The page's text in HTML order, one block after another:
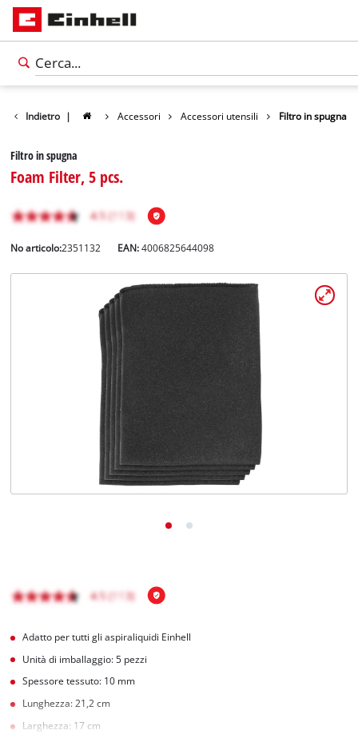
Indietro | Accessori Accessori utensili Filtro in spugna
Filtro in spugna
Foam Filter, 5 pcs.
No articolo:2351132 EAN:4006825644098
Adatto per tutti gli aspiraliquidi Einhell
Unità di imballaggio: 5 pezzi
Spessore tessuto: 10 mm
Lunghezza: 21,2 cm
Larghezza: 17 cm